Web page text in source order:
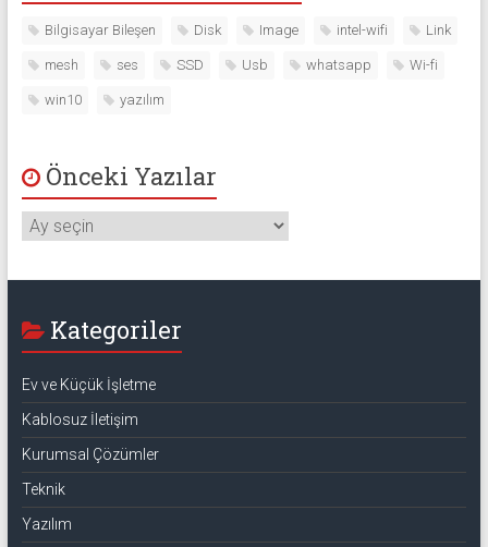
Bilgisayar Bileşen Disk Image intel-wifi Link
mesh ses SSD Usb whatsapp Wi-fi
win10 yazılım
Önceki Yazılar
Önceki
Yazılar
Kategoriler
Ev ve Küçük İşletme
Kablosuz İletişim
Kurumsal Çözümler
Teknik
Yazılım